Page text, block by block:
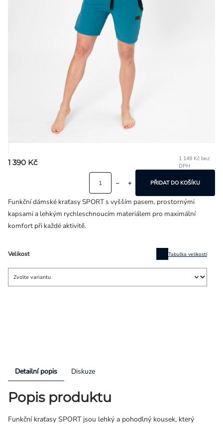
1 390 Kč
1 149 Kč bez
DPH
Velikost Tabulka velikostí
PŘIDAT DO KOŠÍKU
Funkční dámské kraťasy SPORT s vyšším pasem, prostornými
kapsami a lehkým rychleschnoucím materiálem pro maximální
komfort při každé aktivitě.
Detailní popis Diskuze
Popis produktu
Funkční kraťasy SPORT jsou lehký a pohodlný kousek, který